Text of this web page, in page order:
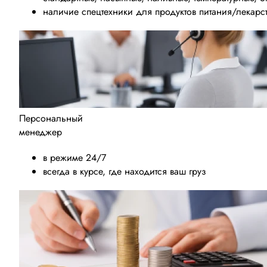
наличие спецтехники для продуктов питания/
Персональный
менеджер
в режиме 24/7
всегда в курсе, где находится ваш груз